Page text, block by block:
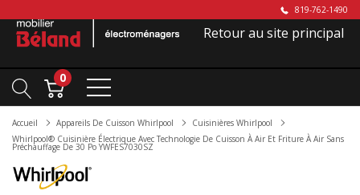
819-762-1490
Retour au site principal
0
Accueil Appareils De Cuisson Whirlpool
Cuisinières Whirlpool
Whirlpool® Cuisinière Électrique Avec Technologie De Cuisson À Air Et Friture À Air Sans
Préchauffage De 30 Po YWFES7030SZ